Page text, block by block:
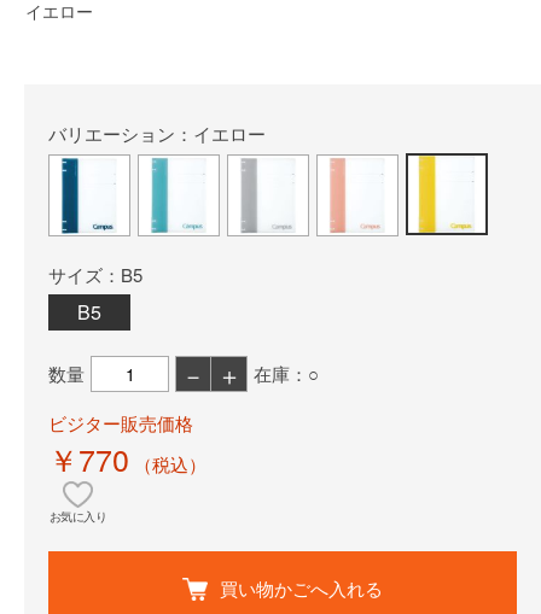
イエロー
バリエーション：イエロー
サイズ：B5
B5
数量 － ＋
在庫：○
ビジター販売価格
￥770 （税込）
お気に入り
買い物かごへ入れる